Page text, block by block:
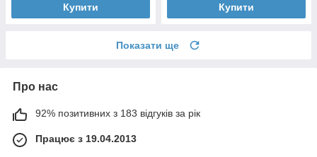
Купити Купити
Показати ще
Про нас
92% позитивних з 183 відгуків за рік
Працює з 19.04.2013